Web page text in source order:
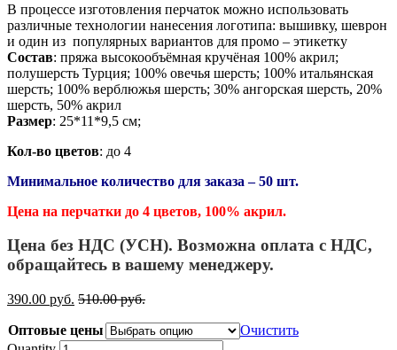
В процессе изготовления перчаток можно использовать
различные технологии нанесения логотипа: вышивку, шеврон
и один из популярных вариантов для промо – этикетку
Состав: пряжа высокообъёмная кручёная 100% акрил;
полушерсть Турция; 100% овечья шерсть; 100% итальянская
шерсть; 100% верблюжья шерсть; 30% ангорская шерсть, 20%
шерсть, 50% акрил
Размер: 25*11*9,5 см;
Кол-во цветов: до 4
Минимальное количество для заказа – 50 шт.
Цена на перчатки до 4 цветов, 100% акрил.
Цена без НДС (УСН). Возможна оплата с НДС,
обращайтесь в вашему менеджеру.
390.00 руб. 510.00руб.
Оптовые цены
Очистить